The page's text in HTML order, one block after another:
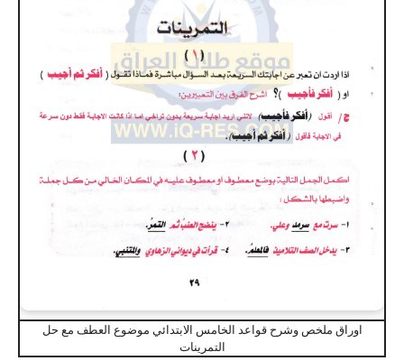
اوراق ملخص وشرح قواعد الخامس الابتدائي موضوع العطف مع حل
التمرينات